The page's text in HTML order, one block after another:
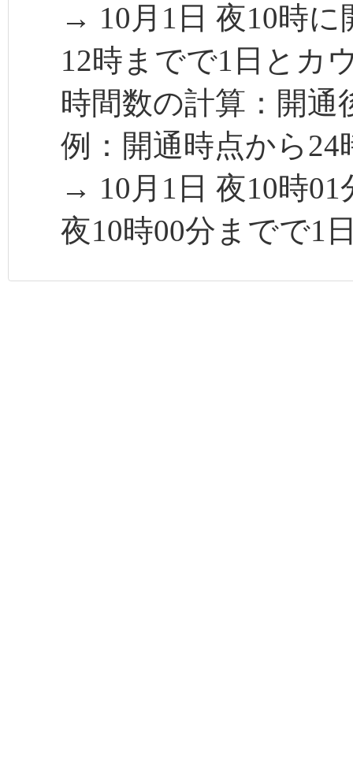
→ 10月1日 夜10時に
12時までで1日とカ
時間数の計算：開通
例：開通時点から24
→ 10月1日 夜10時
夜10時00分までで1